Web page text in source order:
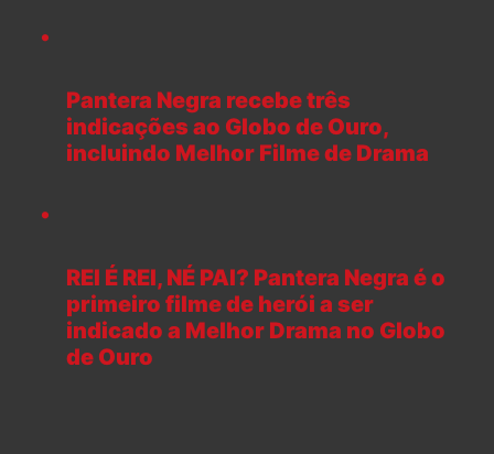
Pantera Negra recebe três
indicações ao Globo de Ouro,
incluindo Melhor Filme de Drama
REI É REI, NÉ PAI? Pantera Negra é o
primeiro filme de herói a ser
indicado a Melhor Drama no Globo
de Ouro